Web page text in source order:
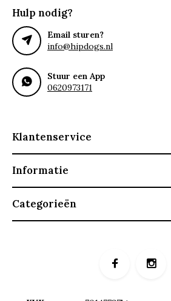
Hulp nodig?
Email sturen?
info@hipdogs.nl
Stuur een App
0620973171
Klantenservice
Informatie
Categorieën